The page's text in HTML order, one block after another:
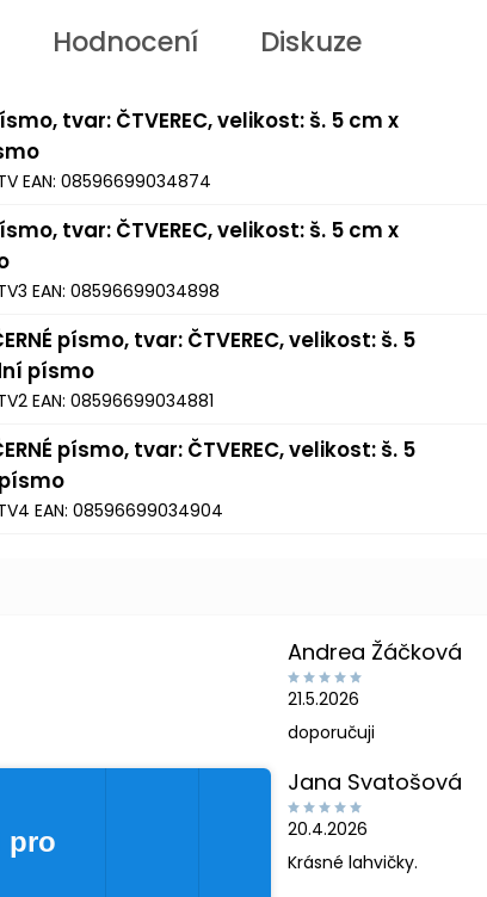
Hodnocení Diskuze
tvar: ČTVEREC, velikost: š. 5 cm x
EAN: 08596699034874
tvar: ČTVEREC, velikost: š. 5 cm x
EAN: 08596699034898
písmo, tvar: ČTVEREC, velikost: š. 5
písmo
EAN: 08596699034881
písmo, tvar: ČTVEREC, velikost: š. 5
EAN: 08596699034904
Andrea Žáčková
21.5.2026
doporučuji
Jana Svatošová
20.4.2026
Krásné lahvičky.
pro